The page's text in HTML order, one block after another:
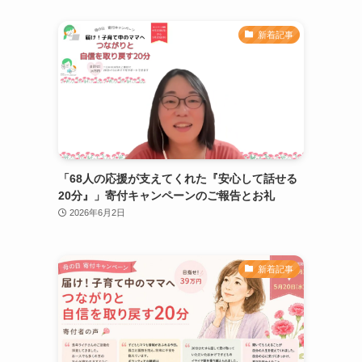
新着記事
「68人の応援が支えてくれた『安心して話せる
20分』」寄付キャンペーンのご報告とお礼
2026年6月2日
新着記事